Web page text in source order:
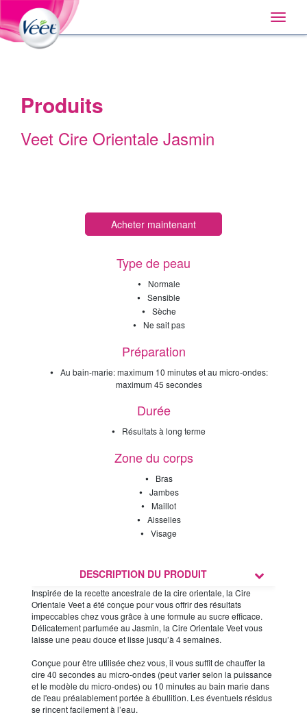
to:
Primary
Navigation,
Accueil
Navigation
Toggle
Produits
Veet Cire Orientale Jasmin
Type de peau
• Normale
• Sensible
• Sèche
• Ne sait pas
Préparation
•
Au bain-marie: maximum 10 minutes et au micro-ondes:
maximum 45 secondes
Durée
• Résultats à long terme
Zone du corps
• Bras
• Jambes
• Maillot
• Aisselles
• Visage
Acheter maintenant
DESCRIPTION DU PRODUIT
Inspirée de la recette ancestrale de la cire orientale, la Cire
Orientale Veet a été conçue pour vous offrir des résultats
impeccables chez vous grâce à une formule au sucre efficace.
Délicatement parfumée au Jasmin, la Cire Orientale Veet vous
laisse une peau douce et lisse jusqu’à 4 semaines.
Conçue pour être utilisée chez vous, il vous suffit de chauffer la
cire 40 secondes au micro-ondes (peut varier selon la puissance
et le modèle du micro-ondes) ou 10 minutes au bain marie dans
de l'eau préalablement portée à ébullition. Les éventuels résidus
se rincent facilement à l’eau.